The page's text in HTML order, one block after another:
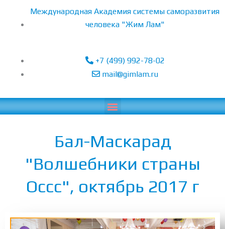
Перейти
Международная Академия системы саморазвития
человека "Жим Лам"
+7 (499) 992-78-02
mail@gimlam.ru
Menu
Бал-Маскарад
"Волшебники страны
Оссс", октябрь 2017 г